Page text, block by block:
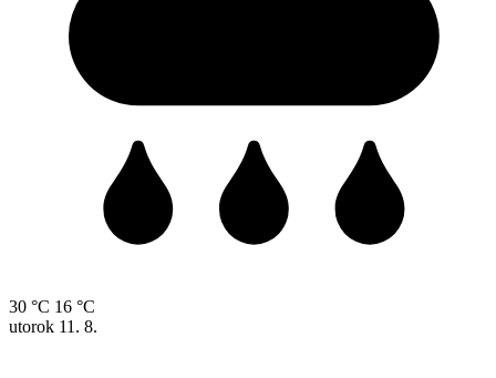
30 °C 16 °C
utorok 11. 8.